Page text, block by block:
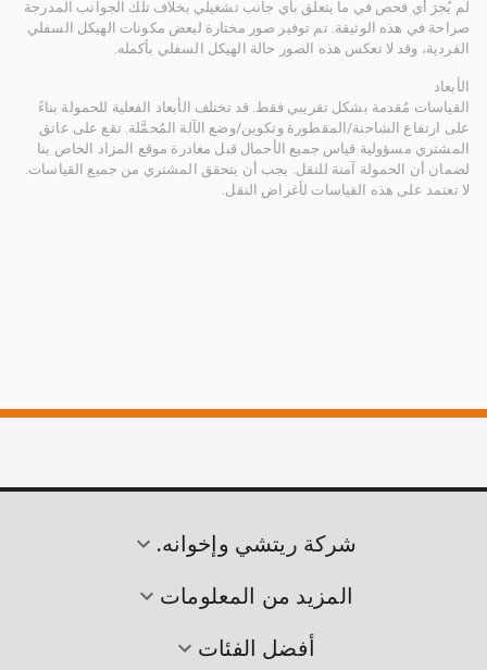
لم يُجرَ أي فحص في ما يتعلق بأي جانب تشغيلي بخلاف تلك الجوانب المدرجة
صراحة في هذه الوثيقة. تم توفير صور مختارة لبعض مكونات الهيكل السفلي
الفردية، وقد لا تعكس هذه الصور حالة الهيكل السفلي بأكمله.
الأبعاد
القياسات مُقدمة بشكل تقريبي فقط. قد تختلف الأبعاد الفعلية للحمولة بناءً
على ارتفاع الشاحنة/المقطورة وتكوين/وضع الآلة المُحمَّلة. تقع على عاتق
المشتري مسؤولية قياس جميع الأحمال قبل مغادرة موقع المزاد الخاص بنا
لضمان أن الحمولة آمنة للنقل. يجب أن يتحقق المشتري من جميع القياسات.
لا تعتمد على هذه القياسات لأغراض النقل.
شركة ريتشي وإخوانه.
المزيد من المعلومات
أفضل الفئات